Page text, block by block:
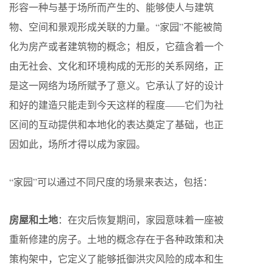
形容一种与基于场所而产生的、能够使人与建筑
物、空间和景观形成关联的力量。“家园”不能被简
化为房产或者建筑物的概念；相反，它蕴含着一个
由无社会、文化和环境构成的无形的关系网络，正
是这一网络为场所赋予了意义。它承认了好的设计
和好的建造只能走到今天这样的程度——它们为社
区间的互动提供和本地化的表达奠定了基础，也正
因如此，场所才得以成为家园。
“家园”可以通过不同尺度的场景来表达，包括：
房屋和土地：在灾后恢复期间，家园意味着一座被
重新修建的房子。土地的概念存在于各种政策和决
策构架中，它定义了能够抵御洪灾风险的成本和生